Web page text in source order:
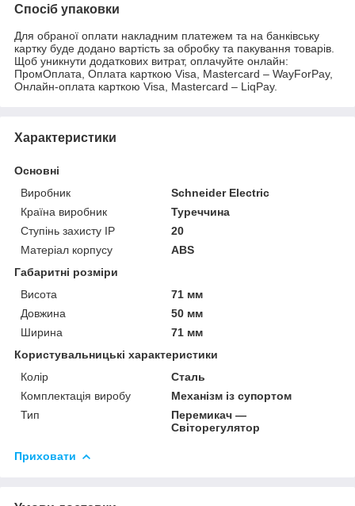
Спосіб упаковки
Для обраної оплати накладним платежем та на банківську
картку буде додано вартість за обробку та пакування товарів.
Щоб уникнути додаткових витрат, оплачуйте онлайн:
ПромОплата, Оплата карткою Visa, Mastercard – WayForPay,
Онлайн-оплата карткою Visa, Mastercard – LiqPay.
Характеристики
Основні
Виробник
Schneider Electric
Країна виробник
Туреччина
Ступінь захисту IP
20
Матеріал корпусу
ABS
Габаритні розміри
Висота
71 мм
Довжина
50 мм
Ширина
71 мм
Користувальницькі характеристики
Колір
Сталь
Комплектація виробу
Механізм із супортом
Тип
Перемикач —
Світорегулятор
Приховати